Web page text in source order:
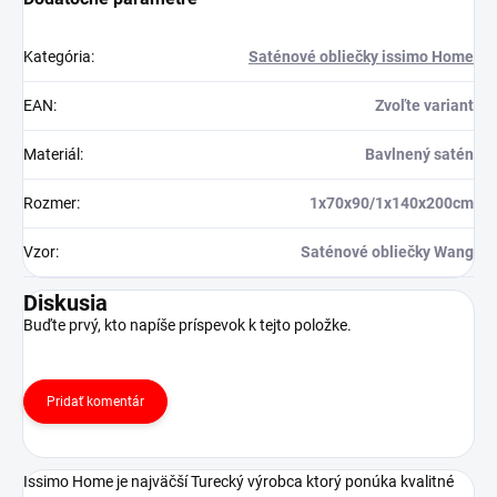
Kategória: Saténové obliečky issimo Home
EAN: Zvoľte variant
Materiál : Bavlnený satén
Rozmer: 1x70x90/1x140x200cm
Vzor: Saténové obliečky Wang
Diskusia
Buďte prvý, kto napíše príspevok k tejto položke.
Pridať komentár
Issimo Home je najväčší Turecký výrobca ktorý ponúka kvalitné